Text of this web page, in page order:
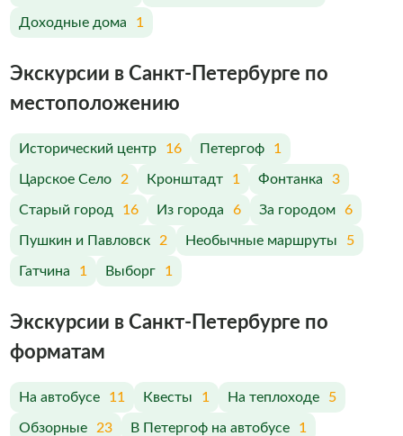
Доходные дома 1
Экскурсии в Санкт-Петербурге по
меcтоположению
Исторический центр 16 Петергоф 1
Царское Село 2 Кронштадт 1 Фонтанка 3
Старый город 16 Из города 6 За городом 6
Пушкин и Павловск 2 Необычные маршруты 5
Гатчина 1 Выборг 1
Экскурсии в Санкт-Петербурге по
форматам
На автобусе 11 Квесты 1 На теплоходе 5
Обзорные 23 В Петергоф на автобусе 1